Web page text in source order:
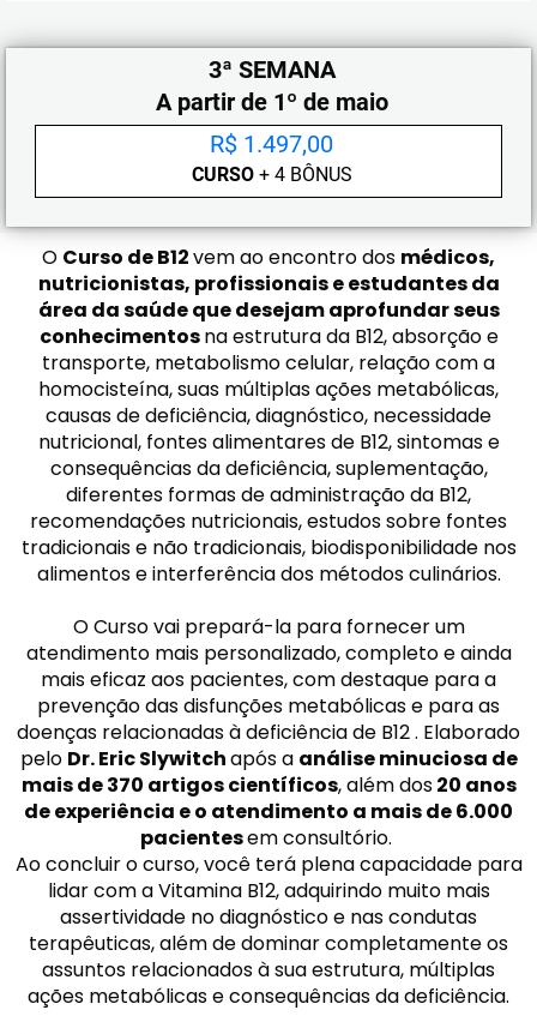
3ª SEMANA
A partir de 1º de maio
R$ 1.497,00
CURSO+ 4 BÔNUS
O Curso de B12vem ao encontro dos médicos,
nutricionistas, profissionais e estudantes da
área da saúde que desejam aprofundar seus
conhecimentosna estrutura da B12, absorção e
transporte, metabolismo celular, relação com a
homocisteína, suas múltiplas ações metabólicas,
causas de deficiência, diagnóstico, necessidade
nutricional, fontes alimentares de B12, sintomas e
consequências da deficiência, suplementação,
diferentes formas de administração da B12,
recomendações nutricionais, estudos sobre fontes
tradicionais e não tradicionais, biodisponibilidade nos
alimentos e interferência dos métodos culinários.
O Curso vai prepará-la para fornecer um
atendimento mais personalizado, completo e ainda
mais eficaz aos pacientes, com destaque para a
prevenção das disfunções metabólicas e para as
doenças relacionadas à deficiência de B12 . Elaborado
pelo Dr. Eric Slywitchapós a análise minuciosa de
mais de 370 artigos científicos, além dos20 anos
de experiência e o atendimento a mais de 6.000
pacientesem consultório.
Ao concluir o curso, você terá plena capacidade para
lidar com a Vitamina B12, adquirindo muito mais
assertividade no diagnóstico e nas condutas
terapêuticas, além de dominar completamente os
assuntos relacionados à sua estrutura, múltiplas
ações metabólicas e consequências da deficiência.